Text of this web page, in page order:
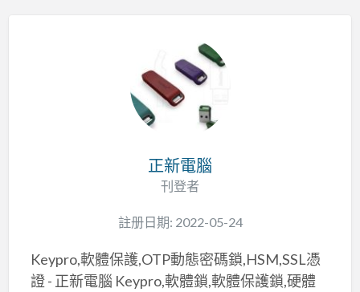
正新電腦
刊登者
註册日期: 2022-05-24
Keypro,軟體保護,OTP動態密碼鎖,HSM,SSL憑
證 - 正新電腦 Keypro,軟體鎖,軟體保護鎖,硬體